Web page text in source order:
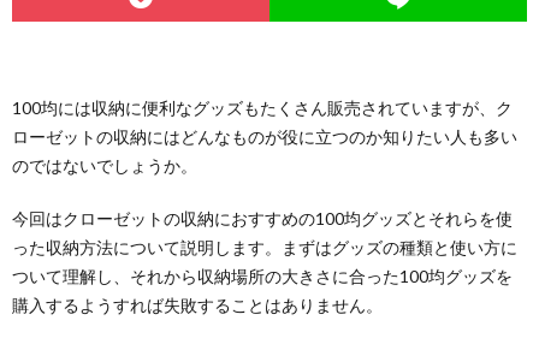
100均には収納に便利なグッズもたくさん販売されていますが、ク
ローゼットの収納にはどんなものが役に立つのか知りたい人も多い
のではないでしょうか。
今回はクローゼットの収納におすすめの100均グッズとそれらを使
った収納方法について説明します。まずはグッズの種類と使い方に
ついて理解し、それから収納場所の大きさに合った100均グッズを
購入するようすれば失敗することはありません。